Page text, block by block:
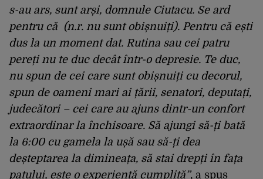
s-au ars, sunt arși, domnule Ciutacu. Se ard
pentru că (n.r. nu sunt obișnuiți). Pentru că ești
dus la un moment dat. Rutina sau cei patru
pereți nu te duc decât într-o depresie. Te duc,
nu spun de cei care sunt obișnuiți cu decorul,
spun de oameni mari ai țării, senatori, deputați,
judecători – cei care au ajuns dintr-un confort
extraordinar la închisoare. Să ajungi să-ți bată
la 6:00 cu gamela la ușă sau să-ți dea
deșteptarea la dimineața, să stai drepți în fața
patului, este o experiență cumplită”, a spus